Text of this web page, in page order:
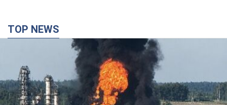
Президент заявив, що навіть посилена система
протиповітряної оборони РФ не гарантує захисту від
5 часов назад 42,2 т.
Україна придбала у Туреччини 70 балістичних